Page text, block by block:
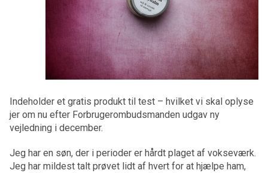
Indeholder et gratis produkt til test – hvilket vi skal oplyse
jer om nu efter Forbrugerombudsmanden udgav ny
vejledning i december.
Jeg har en søn, der i perioder er hårdt plaget af vokseværk.
Jeg har mildest talt prøvet lidt af hvert for at hjælpe ham,